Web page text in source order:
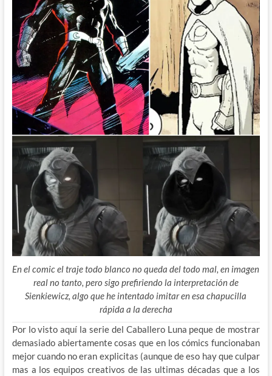
En el comic el traje todo blanco no queda del todo mal, en imagen
real no tanto, pero sigo prefiriendo la interpretación de
Sienkiewicz, algo que he intentado imitar en esa chapucilla
rápida a la derecha
Por lo visto aquí la serie del Caballero Luna peque de mostrar
demasiado abiertamente cosas que en los cómics funcionaban
mejor cuando no eran explicitas (aunque de eso hay que culpar
mas a los equipos creativos de las ultimas décadas que a los